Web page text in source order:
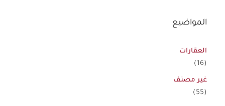
المواضيع
العقارات
(16)
غير مصنف
(55)